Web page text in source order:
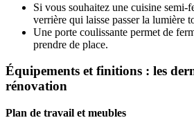
Si vous souhaitez une cuisine semi-
verrière qui laisse passer la lumière
Une porte coulissante permet de
prendre de place.
Équipements et finitions : les
rénovation
Plan de travail et meubles